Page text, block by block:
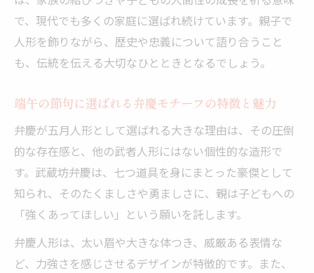
で、現代でも多くの家庭に選ばれ続けています。親子で
人形を飾りながら、歴史や忠義について語り合うこと
も、伝統を伝える大切なひとときとなるでしょう。
端午の節句に選ばれる弁慶モチーフの特徴と魅力
弁慶が五月人形として選ばれる大きな理由は、その圧倒
的な存在感と、他の武者人形にはない個性的な造形で
す。武蔵坊弁慶は、七つ道具を身にまとった豪傑として
知られ、そのたくましさや勇ましさに、親は子どもへの
「強くあってほしい」という願いを託します。
弁慶人形は、太い眉や大きな体つき、威厳ある表情な
ど、力強さを感じさせるデザインが特徴的です。また、